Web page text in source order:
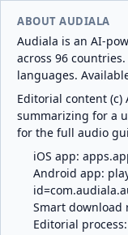
ABOUT AUDIALA
Audiala is an AI-
across 96
languages.
Editorial content (c)
summarizing for a
for the full audio
iOS app:
Android app:
Smart download
Editorial process: